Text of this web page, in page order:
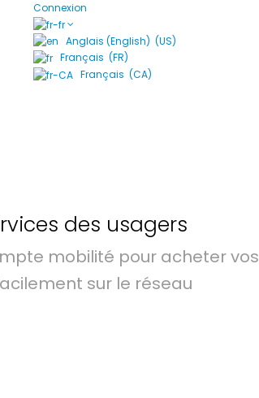
Connexion
Anglais (English) (US)
Français (FR)
Français (CA)
des usagers
mobilité pour acheter vos
sur le réseau